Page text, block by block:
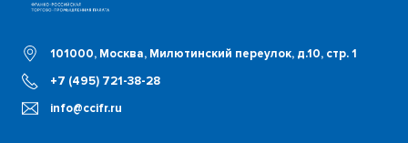
101000, Москва, Милютинский переулок, д.10, стр. 1
+7 (495) 721-38-28
info@ccifr.ru